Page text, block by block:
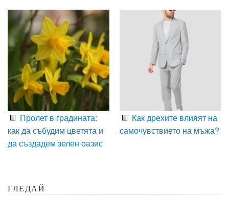
Пролет в градината:
как да събудим цветята и
да създадем зелен оазис
Как дрехите влияят на
самочувствието на мъжа?
ГЛЕДАЙ